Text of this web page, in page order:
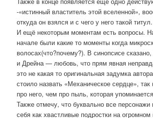
-«истинный властитель этой вселенной»,
откуда он взялся и с чего у него такой титул.
И ещё некоторым моментам есть вопросы.
начале были какие то моменты когда
волосах(что?почему?). В синопсисе
и Дрейна — любовь, что прям явная
это не какая то оригинальная задумка
стоило назвать «Механическое сердце»,
про него, чем про пыль, которая
Также отмечу, что буквально все персонажи
себя как хвастливые подростки на